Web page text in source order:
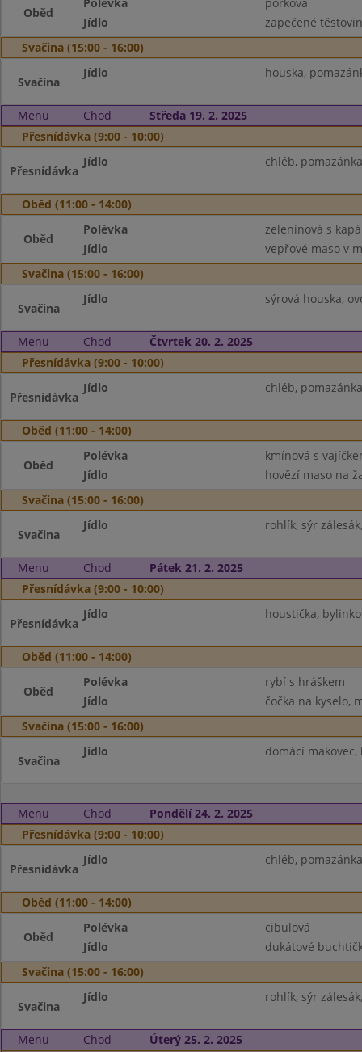
Oběd
Jídlo
zapečené
Svačina (15:00 - 16:00)
Svačina
Jídlo houska,
Menu Chod
Středa 19. 2. 2025
Přesnídávka (9:00 - 10:00)
Přesnídávka
Jídlo chléb,
Oběd (11:00 - 14:00)
Oběd
Polévka
zeleninová s
Jídlo
vepřové maso v
Svačina (15:00 - 16:00)
Svačina
Jídlo sýrová houska,
Menu Chod
Čtvrtek 20. 2. 2025
Přesnídávka (9:00 - 10:00)
Přesnídávka
Jídlo chléb,
Oběd (11:00 - 14:00)
Oběd
Polévka
kmínová s
Jídlo
hovězí maso na
Svačina (15:00 - 16:00)
Svačina
Jídlo rohlík, sýr
Menu Chod
Pátek 21. 2. 2025
Přesnídávka (9:00 - 10:00)
Přesnídávka
Jídlo houstička,
Oběd (11:00 - 14:00)
Oběd
Polévka
rybí s hráškem
Jídlo
čočka na kyselo,
Svačina (15:00 - 16:00)
Svačina
Jídlo domácí makovec,
Menu Chod
Pondělí 24. 2. 2025
Přesnídávka (9:00 - 10:00)
Přesnídávka
Jídlo chléb,
Oběd (11:00 - 14:00)
Oběd
Polévka
cibulová
Jídlo
dukátové
Svačina (15:00 - 16:00)
Svačina
Jídlo rohlík, sýr
Menu Chod
Úterý 25. 2. 2025